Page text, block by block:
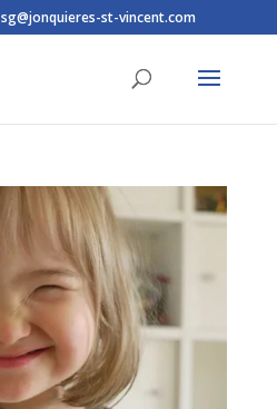
sg@jonquieres-st-vincent.com